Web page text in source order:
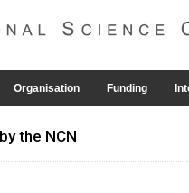
Organisation Funding
the NCN